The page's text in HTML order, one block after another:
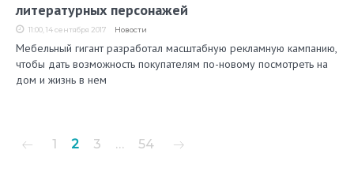
литературных персонажей
11:00, 14 сентября 2017 Новости
Мебельный гигант разработал масштабную рекламную кампанию,
чтобы дать возможность покупателям по-новому посмотреть на
дом и жизнь в нем
Пагинация
1 2 3 … 54